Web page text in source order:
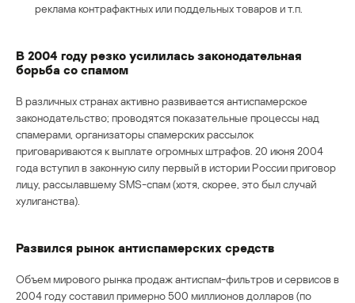
реклама контрафактных или поддельных товаров и т.п.
В 2004 году резко усилилась законодательная
борьба со спамом
В различных странах активно развивается антиспамерское
законодательство; проводятся показательные процессы над
спамерами, организаторы спамерских рассылок
приговариваются к выплате огромных штрафов. 20 июня 2004
года вступил в законную силу первый в истории России приговор
лицу, рассылавшему SMS-спам (хотя, скорее, это был случай
хулиганства).
Развился рынок антиспамерских средств
Объем мирового рынка продаж антиспам-фильтров и сервисов в
2004 году составил примерно 500 миллионов долларов (по